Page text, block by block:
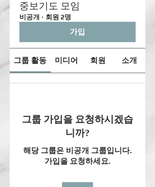
중보기도 모임
비공개 · 회원 2명
가입
그룹 활동 미디어 회원 소개
그룹 가입을 요청하시겠습
니까?
해당 그룹은 비공개 그룹입니다.
가입을 요청하세요.